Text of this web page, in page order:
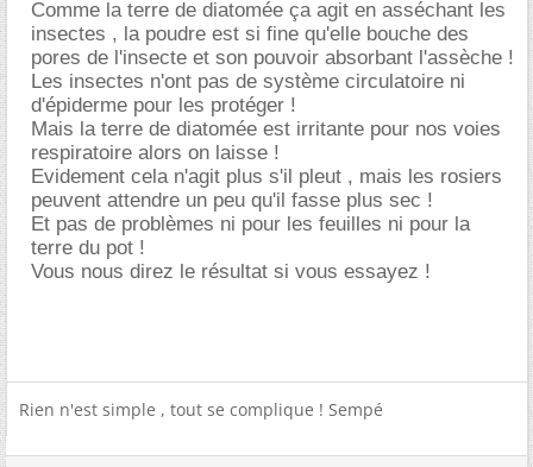
Comme la terre de diatomée ça agit en asséchant les
insectes , la poudre est si fine qu'elle bouche des
pores de l'insecte et son pouvoir absorbant l'assèche !
Les insectes n'ont pas de système circulatoire ni
d'épiderme pour les protéger !
Mais la terre de diatomée est irritante pour nos voies
respiratoire alors on laisse !
Evidement cela n'agit plus s'il pleut , mais les rosiers
peuvent attendre un peu qu'il fasse plus sec !
Et pas de problèmes ni pour les feuilles ni pour la
terre du pot !
Vous nous direz le résultat si vous essayez !
Rien n'est simple , tout se complique ! Sempé